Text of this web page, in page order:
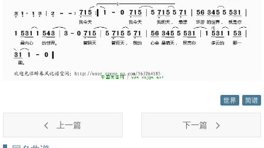
世界 简谱
上一篇 下一篇